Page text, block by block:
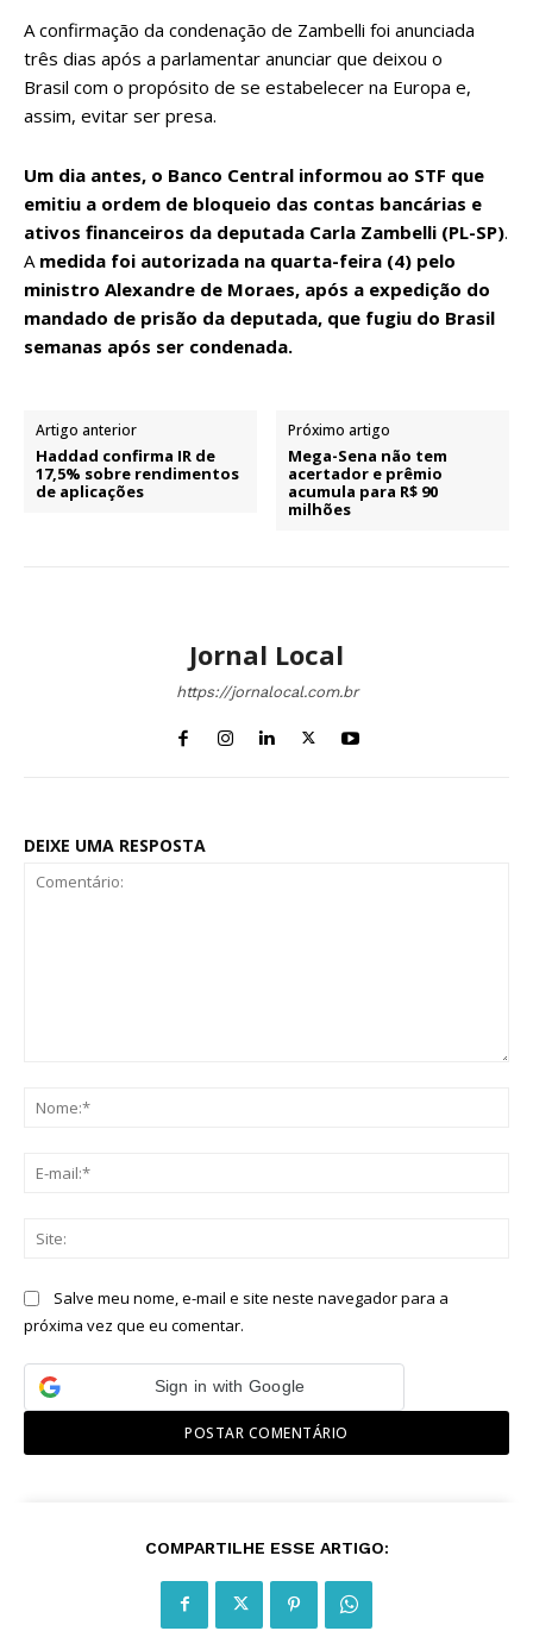
A confirmação da condenação de Zambelli foi anunciada
três dias após a parlamentar anunciar que deixou o
Brasil com o propósito de se estabelecer na Europa e,
assim, evitar ser presa.
Um dia antes, o Banco Central informou ao STF que
emitiu a ordem de bloqueio das contas bancárias e
ativos financeiros da deputada Carla Zambelli (PL-SP).
A medida foi autorizada na quarta-feira (4) pelo
ministro Alexandre de Moraes, após a expedição do
mandado de prisão da deputada, que fugiu do Brasil
semanas após ser condenada.
Artigo anterior
Haddad confirma IR de
17,5% sobre rendimentos
de aplicações
Próximo artigo
Mega-Sena não tem
acertador e prêmio
acumula para R$ 90
milhões
Jornal Local
https://jornalocal.com.br
DEIXE UMA RESPOSTA
Salve meu nome, e-mail e site neste navegador para a
próxima vez que eu comentar.
Sign in with Google
COMPARTILHE ESSE ARTIGO: